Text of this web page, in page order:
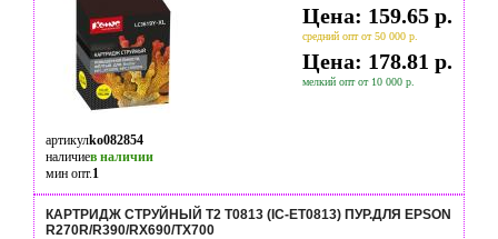
Цена: 159.65 р.
средний опт от 50 000 р.
Цена: 178.81 р.
мелкий опт от 10 000 р.
артикулko082854
наличиев наличии
мин опт.1
КАРТРИДЖ СТРУЙНЫЙ T2 T0813 (IC-ET0813) ПУР.ДЛЯ EPSON
R270R/R390/RX690/TX700